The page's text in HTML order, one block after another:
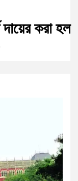
করা হল